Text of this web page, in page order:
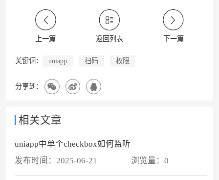
上一篇 返回列表 下一篇
关键词： uniapp 扫码 权限
分享到：
相关文章
uniapp中单个checkbox如何监听
发布时间： 2025-06-21 浏览量：0